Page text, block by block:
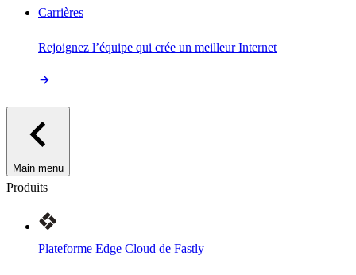
Carrières
Rejoignez l’équipe qui crée un meilleur Internet
Main menu
Produits
Plateforme Edge Cloud de Fastly